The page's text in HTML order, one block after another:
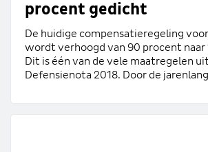
procent gedicht
De huidige compensatieregeling
wordt verhoogd van 90 procent naar
Dit is één van de vele maatregelen
Defensienota 2018. Door de